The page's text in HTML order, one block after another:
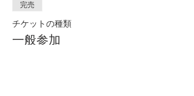
完売
チケットの種類
一般参加